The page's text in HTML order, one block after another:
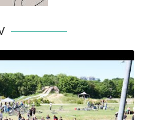
MTB